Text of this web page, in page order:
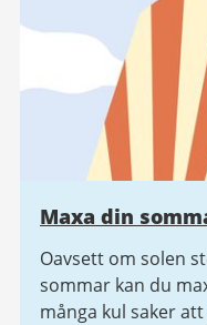
Maxa din
Oavsett om solen
sommar kan du
många kul saker